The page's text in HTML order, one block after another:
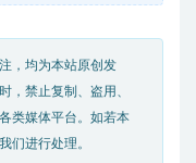
，均为本站原创发
，禁止复制、盗用、
类媒体平台。如若本
们进行处理。